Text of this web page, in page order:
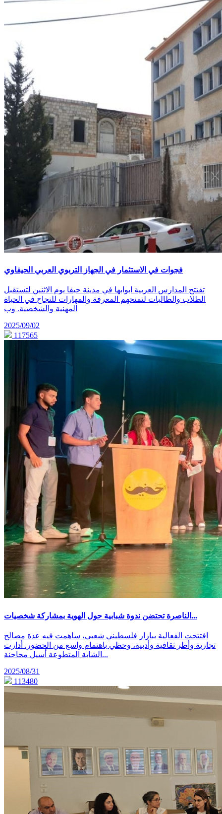
فجوات في الاستثمار في الجهاز التربوي العربي الحيفاوي
تفتتح المدارس العربية ابوابها في مدينة حيفا يوم الاثنين لتستقبل
الطلاب والطالبات لتمنحهم المعرفة والمهارات للنجاح في الحياة
المهنية والشخصية. وب
2025/09/02
117565
الناصرة تحتضن ندوة شبابية حول الهوية بمشاركة شخصيات...
افتتحت الفعالية ببازار فلسطيني شعبي، ساهمت فيه عدة مصالح
تجارية وأطر ثقافية وأدبية، وحظي باهتمام واسع من الحضور. أدارت
الشابة المتطوعة أسيل محاجنة...
2025/08/31
113480